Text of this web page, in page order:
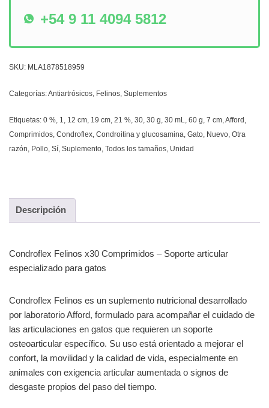
+54 9 11 4094 5812
SKU: MLA1878518959
Categorías:Antiartrósicos Felinos Suplementos
Etiquetas: 0 % 1 12 cm 19 cm 21 % 30 30 g 30 mL 60 g 7 cm Afford
Comprimidos Condroflex Condroitina y glucosamina Gato Nuevo Otra
razón Pollo Sí Suplemento Todos los tamaños Unidad
Descripción
Condroflex Felinos x30 Comprimidos – Soporte articular
especializado para gatos
Condroflex Felinos es un suplemento nutricional desarrollado
por laboratorio Afford, formulado para acompañar el cuidado de
las articulaciones en gatos que requieren un soporte
osteoarticular específico. Su uso está orientado a mejorar el
confort, la movilidad y la calidad de vida, especialmente en
animales con exigencia articular aumentada o signos de
desgaste propios del paso del tiempo.